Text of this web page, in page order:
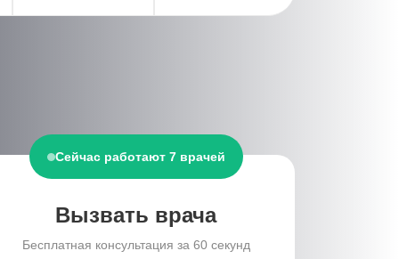
Сейчас работают 7 врачей
Вызвать врача
Бесплатная консультация за 60 секунд